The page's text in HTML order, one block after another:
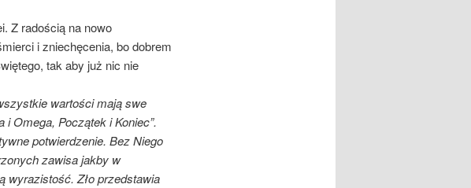
Z radością na nowo
i zniechęcenia, bo dobrem
tak aby już nic nie
wartości mają swe
i Omega, Początek i Koniec”.
potwierdzenie. Bez Niego
zawisa jakby w
wyrazistość. Zło przedstawia